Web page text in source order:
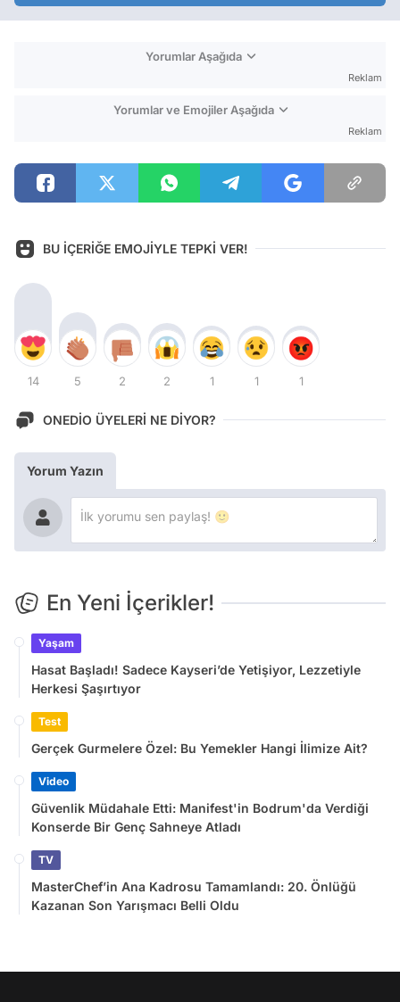
Yorumlar Aşağıda
Reklam
Yorumlar ve Emojiler Aşağıda
Reklam
BU İÇERİĞE EMOJİYLE TEPKİ VER!
14 5 2 2 1 1 1
ONEDİO ÜYELERİ NE DİYOR?
Yorum Yazın
En Yeni İçerikler!
Yaşam
Hasat Başladı! Sadece Kayseri’de Yetişiyor, Lezzetiyle
Herkesi Şaşırtıyor
Test
Gerçek Gurmelere Özel: Bu Yemekler Hangi İlimize Ait?
Video
Güvenlik Müdahale Etti: Manifest'in Bodrum'da Verdiği
Konserde Bir Genç Sahneye Atladı
TV
MasterChef’in Ana Kadrosu Tamamlandı: 20. Önlüğü
Kazanan Son Yarışmacı Belli Oldu